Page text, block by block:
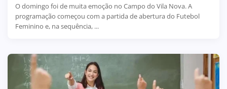
O domingo foi de muita emoção no Campo do Vila Nova. A
programação começou com a partida de abertura do Futebol
Feminino e, na sequência, ...